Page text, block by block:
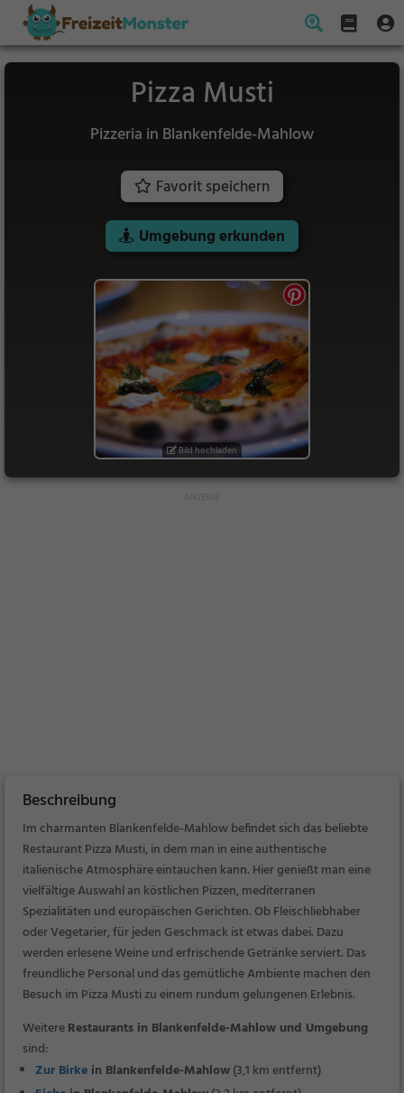
Pizza Musti
Pizzeria in Blankenfelde-Mahlow
Favorit speichern
Umgebung erkunden
Bild hochladen
Beschreibung
Im charmanten Blankenfelde-Mahlow befindet sich das beliebte
Restaurant Pizza Musti, in dem man in eine authentische
italienische Atmosphäre eintauchen kann. Hier genießt man eine
vielfältige Auswahl an köstlichen Pizzen, mediterranen
Spezialitäten und europäischen Gerichten. Ob Fleischliebhaber
oder Vegetarier, für jeden Geschmack ist etwas dabei. Dazu
werden erlesene Weine und erfrischende Getränke serviert. Das
freundliche Personal und das gemütliche Ambiente machen den
Besuch im Pizza Musti zu einem rundum gelungenen Erlebnis.
WeitereRestaurants in Blankenfelde-Mahlow und Umgebung
sind:
Zur Birke in Blankenfelde-Mahlow(3,1 km entfernt)